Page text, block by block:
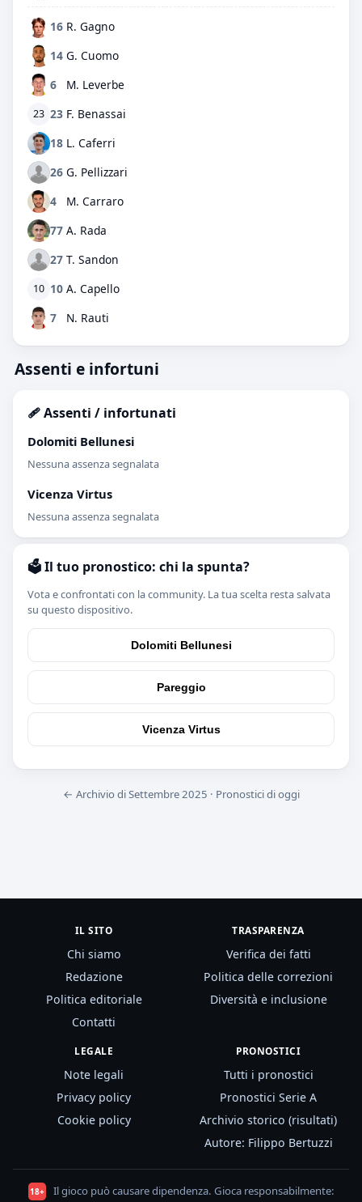
16 R. Gagno
14 G. Cuomo
6
M. Leverbe
23 23 F. Benassai
18 L. Caferri
26 G. Pellizzari
4
M. Carraro
77 A. Rada
27 T. Sandon
10 10 A. Capello
7
N. Rauti
Assenti e infortuni
🩹 Assenti / infortunati
Dolomiti Bellunesi
Nessuna assenza segnalata
Vicenza Virtus
Nessuna assenza segnalata
🗳️ Il tuo pronostico: chi la spunta?
Vota e confrontati con la community. La tua scelta resta salvata
su questo dispositivo.
Dolomiti Bellunesi
Pareggio
Vicenza Virtus
← Archivio di Settembre 2025 · Pronostici di oggi
IL SITO
Chi siamo
Redazione
Politica editoriale
Contatti
TRASPARENZA
Verifica dei fatti
Politica delle correzioni
Diversità e inclusione
LEGALE
Note legali
Privacy policy
Cookie policy
PRONOSTICI
Tutti i pronostici
Pronostici Serie A
Archivio storico (risultati)
Autore: Filippo Bertuzzi
18+
Il gioco può causare dipendenza. Gioca responsabilmente: